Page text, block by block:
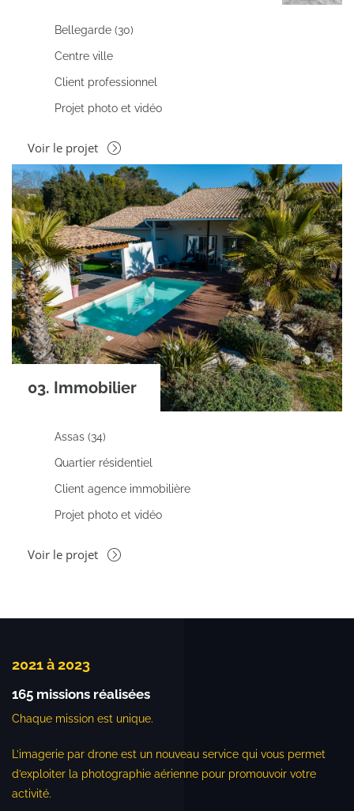
Bellegarde (30)
Centre ville
Client professionnel
Projet photo et vidéo
Voir le projet
03. Immobilier
Assas (34)
Quartier résidentiel
Client agence immobilière
Projet photo et vidéo
Voir le projet
2021 à 2023
165 missions réalisées
Chaque mission est unique.
L’imagerie par drone est un nouveau service qui vous permet
d’exploiter la photographie aérienne pour promouvoir votre
activité.